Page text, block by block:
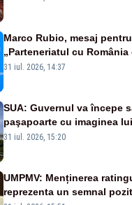
Marco Rubio, mesaj
„Parteneriatul cu
și prețuit”
31 iul. 2026, 14:37
SUA: Guvernul va începe
paşapoarte cu imaginea lui
începând cu 8 august
31 iul. 2026, 15:20
UMPMV: Menținerea
reprezenta un semnal